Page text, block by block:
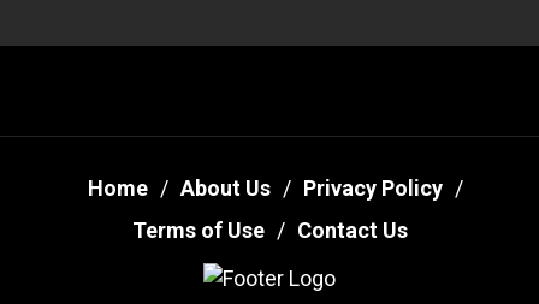
Home About Us
Privacy Policy
Terms of Use
Contact Us